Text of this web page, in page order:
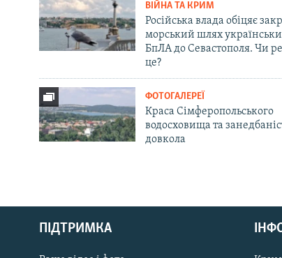
Русский
Qırımtatar
ВІЙНА ТА КРИМ
Російська влада обіцяє
морський шлях
БпЛА до Севастополя. Чи
це?
ФОТОГАЛЕРЕЇ
Краса Сімферопольського
водосховища та
довкола
ПІДТРИМКА